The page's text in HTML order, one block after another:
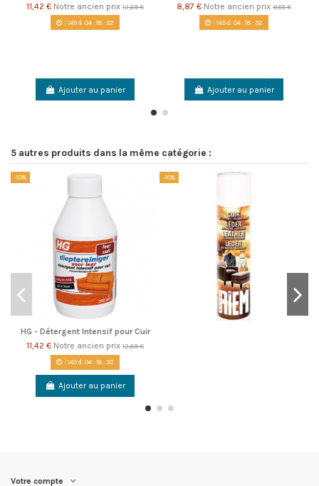
11,42 € Notre ancien prix 12,69 €
145d. 04:18:32
Ajouter au panier
8,87 € Notre ancien prix 9,85 €
145d. 04:18:32
Ajouter au panier
5 autres produits dans la même catégorie :
-10%
HG - Détergent Intensif pour Cuir
11,42 € Notre ancien prix 12,69 €
145d. 04:18:32
Ajouter au panier
-10%
Votre compte